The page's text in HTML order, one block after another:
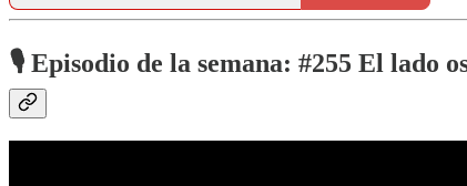
🎙️ Episodio de la semana: #255 El lado